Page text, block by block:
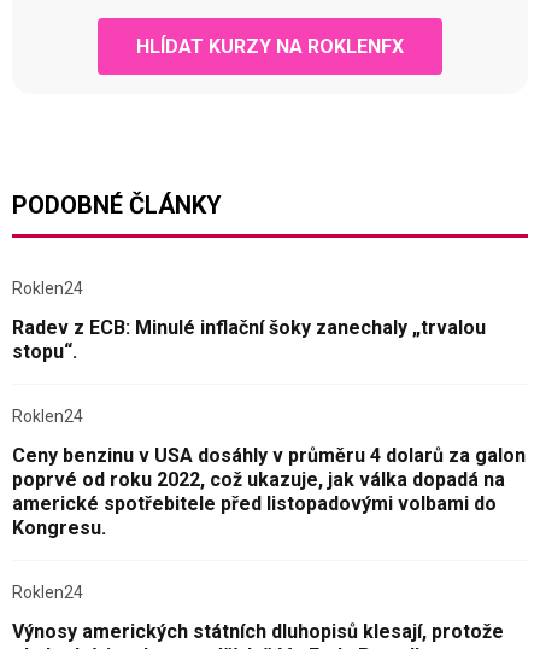
HLÍDAT KURZY NA ROKLENFX
PODOBNÉ ČLÁNKY
Roklen24
Radev z ECB: Minulé inflační šoky zanechaly „trvalou
stopu“.
Roklen24
Ceny benzinu v USA dosáhly v průměru 4 dolarů za galon
poprvé od roku 2022, což ukazuje, jak válka dopadá na
americké spotřebitele před listopadovými volbami do
Kongresu.
Roklen24
Výnosy amerických státních dluhopisů klesají, protože